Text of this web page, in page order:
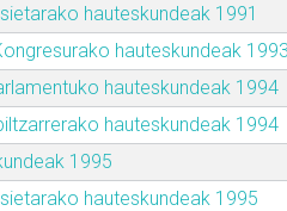
hauteskundeak 1991
hauteskundeak 1993
hauteskundeak 1994
hauteskundeak 1994
1995
hauteskundeak 1995